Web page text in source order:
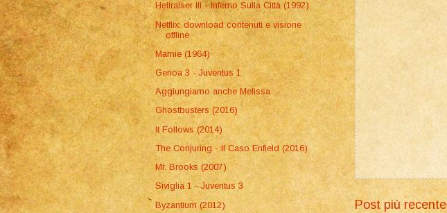
Post più recente
Hellraiser III - Inferno Sulla Città (1992)
Netflix: download contenuti e visione
offline
Marnie (1964)
Genoa 3 - Juventus 1
Aggiungiamo anche Melissa
Ghostbusters (2016)
It Follows (2014)
The Conjuring - Il Caso Enfield (2016)
Mr. Brooks (2007)
Siviglia 1 - Juventus 3
Byzantium (2012)